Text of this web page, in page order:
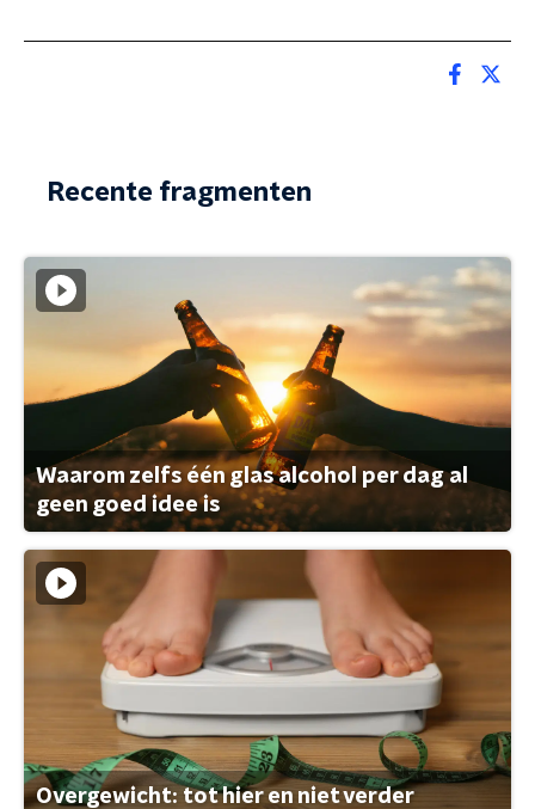
Recente fragmenten
Waarom zelfs één glas alcohol per dag al
geen goed idee is
Overgewicht: tot hier en niet verder